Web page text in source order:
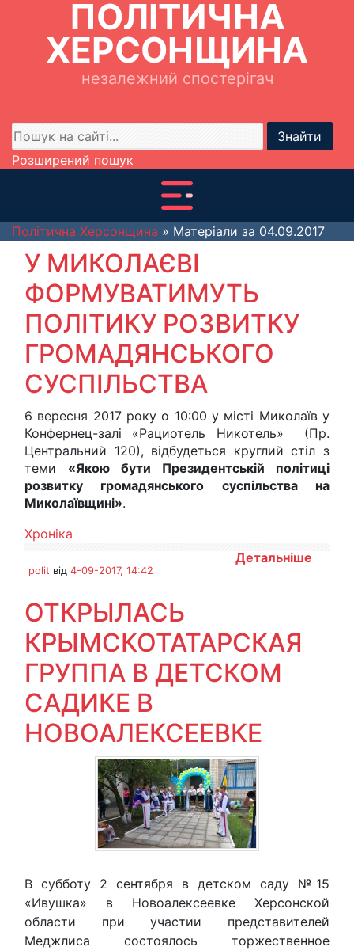
ПОЛІТИЧНА
ХЕРСОНЩИНА
незалежний спостерігач
Знайти
Розширений пошук
Політична Херсонщина » Матеріали за 04.09.2017
У МИКОЛАЄВІ
ФОРМУВАТИМУТЬ
ПОЛІТИКУ РОЗВИТКУ
ГРОМАДЯНСЬКОГО
СУСПІЛЬСТВА
6 вересня 2017 року о 10:00 у місті Миколаїв у
Конфернец-залі «Рациотель Никотель» (Пр.
Центральний 120), відбудеться круглий стіл з
теми «Якою бути Президентській політиці
розвитку громадянського суспільства на
Миколаївщині».
Хроніка
Детальніше
polit від 4-09-2017, 14:42
ОТКРЫЛАСЬ
КРЫМСКОТАТАРСКАЯ
ГРУППА В ДЕТСКОМ
САДИКЕ В
НОВОАЛЕКСЕЕВКЕ
В субботу 2 сентября в детском саду №15
«Ивушка» в Новоалексеевке Херсонской
области при участии представителей
Меджлиса состоялось торжественное